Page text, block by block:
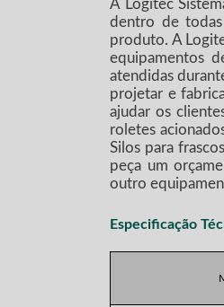
A Logitec
dentro de
produto. A
equipamentos
atendidas
projetar e
ajudar os
roletes
Silos para
peça um
outro
Especificação